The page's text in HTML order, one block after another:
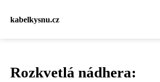
kabelkysnu.cz
Rozkvetlá nádhera: